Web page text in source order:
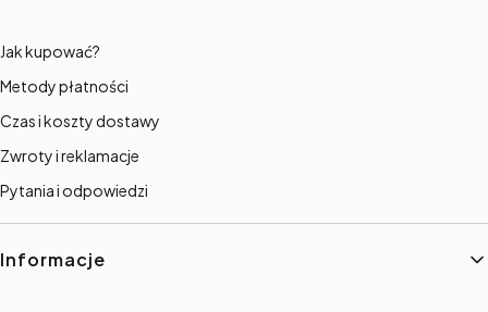
Jak kupować?
Metody płatności
Czas i koszty dostawy
Zwroty i reklamacje
Pytania i odpowiedzi
Informacje